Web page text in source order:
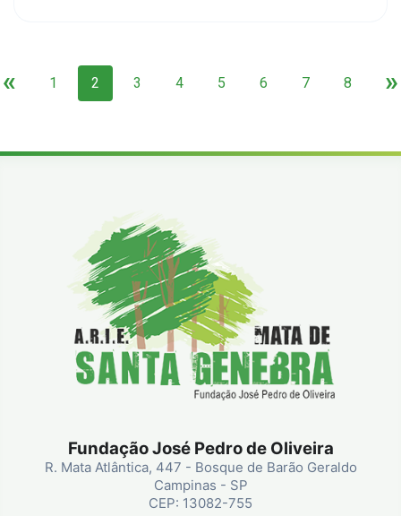
« 1 2 3 4 5 6 7 8 »
Fundação José Pedro de Oliveira
R. Mata Atlântica, 447 - Bosque de Barão Geraldo
Campinas - SP
CEP: 13082-755